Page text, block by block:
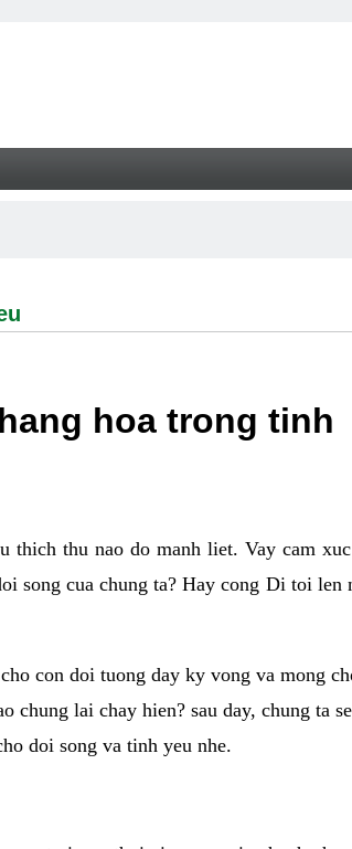
hoa trong tinh
thich thu nao do manh liet. Vay cam
song cua chung ta? Hay cong Di toi len
con doi tuong day ky vong va mong
chung lai chay hien? sau day, chung ta
doi song va tinh yeu nhe.